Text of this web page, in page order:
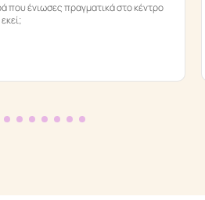
που ένιωσες πραγματικά στο κέντρο